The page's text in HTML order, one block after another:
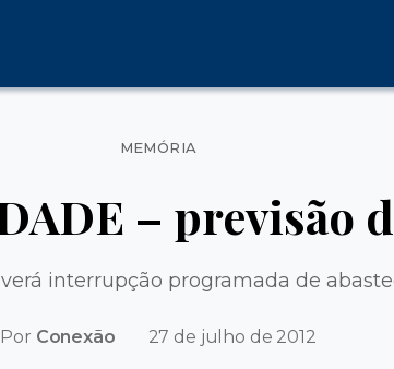
Categorias
MEMÓRIA
– previsão
interrupção programada de
Por Conexão 27 de julho de 2012